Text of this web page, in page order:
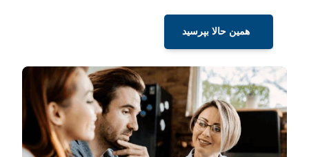
همین حالا بپرسید